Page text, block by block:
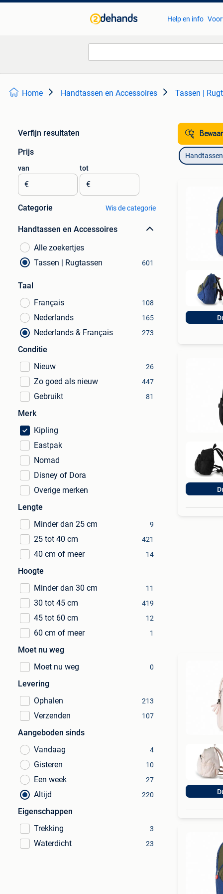
Help en info
Home Handtassen en Accessoires Tassen |
Verfijn resultaten
Prijs
van
€
tot
€
Categorie Wis de categorie
Handtassen en Accessoires
Alle zoekertjes
Tassen | Rugtassen
601
Taal
Français
108
Nederlands 165
Nederlands & Français 273
Conditie
Nieuw
26
Zo goed als nieuw 447
Gebruikt 81
Merk
Kipling
Eastpak
Nomad
Disney of Dora
Overige merken
Lengte
Minder dan 25 cm
9
25 tot 40 cm 421
40 cm of meer 14
Hoogte
Minder dan 30 cm
11
30 tot 45 cm 419
45 tot 60 cm 12
60 cm of meer 1
Moet nu weg
Moet nu weg
0
Levering
Ophalen
213
Verzenden 107
Aangeboden sinds
Vandaag
4
Gisteren 10
Een week 27
Altijd 220
Eigenschappen
Trekking
3
Waterdicht 23